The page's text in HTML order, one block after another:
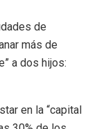
de
más de
a dos hijos:
en la “capital